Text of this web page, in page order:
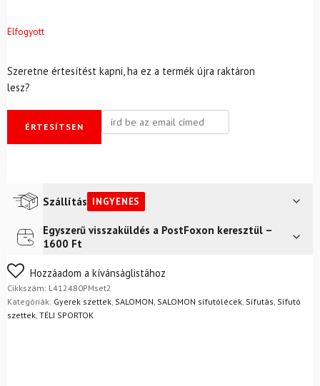
Elfogyott
Szeretne értesítést kapni, ha ez a termék újra raktáron
lesz?
ÉRTESÍTSEN
Szállítás INGYENES
Futár a címreIngyenes
Egyszerű visszaküldés a PostFoxon keresztül –
1600 Ft
Nem biztos a választásában? Semmi gond – a terméket
egyszerűen visszaküldheti 14 napon belül, indoklás nélkül.
Mik a visszaküldés feltételei?
Hozzáadom a kívánságlistához
Cikkszám: L412480PMset2
Kategóriák: Gyerek szettek, SALOMON, SALOMON sífutólécek, Sífutás, Sífutó
szettek, TÉLI SPORTOK